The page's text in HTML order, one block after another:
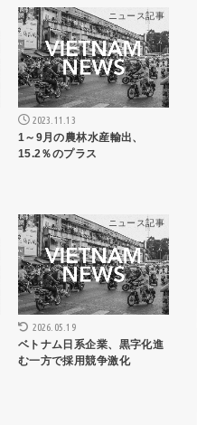
ニュース記事
2023.11.13
1～9月の農林水産輸出、
15.2％のプラス
ニュース記事
2026.05.19
ベトナム日系企業、黒字化進
む一方で採用競争激化